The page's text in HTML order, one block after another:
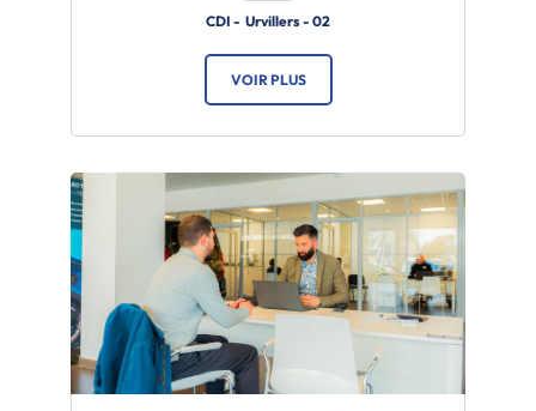
CDI - Urvillers - 02
VOIR PLUS